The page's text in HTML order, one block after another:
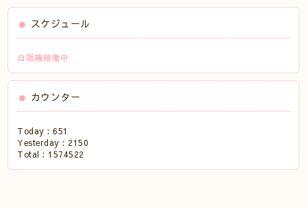
スケジュール
自販機稼働中
カウンター
Today :651
Yesterday : 2150
Total : 1574522